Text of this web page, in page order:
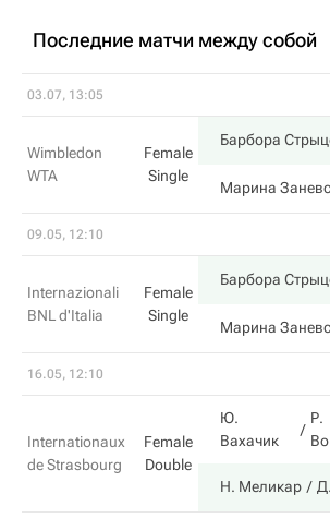
Последние матчи между собой
03.07, 13:05
Wimbledon
WTA
Female
Single
Барбора
Марина
09.05, 12:10
Internazionali
BNL d'Italia
Female
Single
Барбора
Марина
16.05, 12:10
Internationaux
de Strasbourg
Female
Double
Ю.
Вахачик
Р.
Н. Меликар